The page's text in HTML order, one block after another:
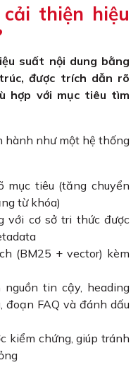
thiện hiệu
suất nội dung bằng
được trích dẫn rõ
hợp với mục tiêu tìm
hành như một hệ thống
mục tiêu (tăng chuyển
từ khóa)
với cơ sở tri thức được
(BM25 + vector) kèm
tin cậy, heading
đoạn FAQ và đánh dấu
kiểm chứng, giúp tránh